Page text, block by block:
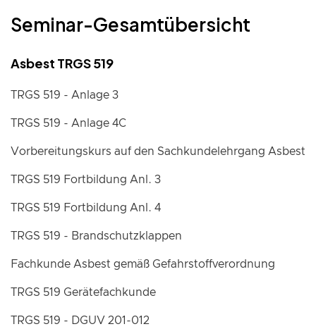
Seminar-Gesamtübersicht
Asbest TRGS 519
TRGS 519 - Anlage 3
TRGS 519 - Anlage 4C
Vorbereitungskurs auf den Sachkundelehrgang Asbest
TRGS 519 Fortbildung Anl. 3
TRGS 519 Fortbildung Anl. 4
TRGS 519 - Brandschutzklappen
Fachkunde Asbest gemäß Gefahrstoffverordnung
TRGS 519 Gerätefachkunde
TRGS 519 - DGUV 201-012